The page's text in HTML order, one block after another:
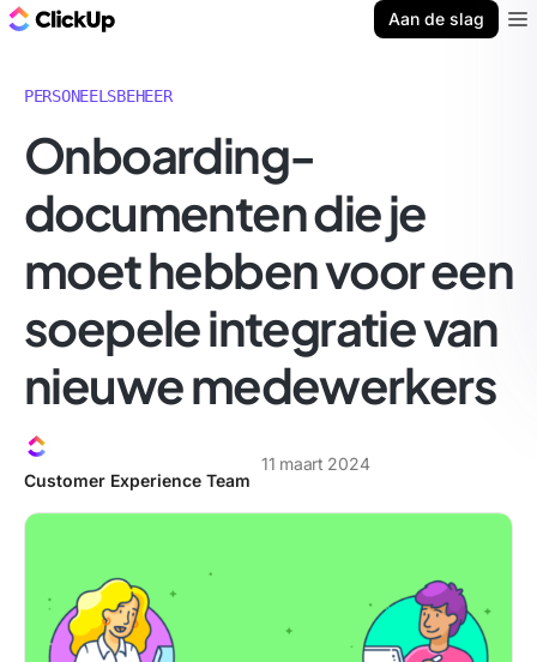
Aan de slag
PERSONEELSBEHEER
Onboarding-
documenten die je
moet hebben voor een
soepele integratie van
nieuwe medewerkers
Customer Experience Team
11 maart 2024